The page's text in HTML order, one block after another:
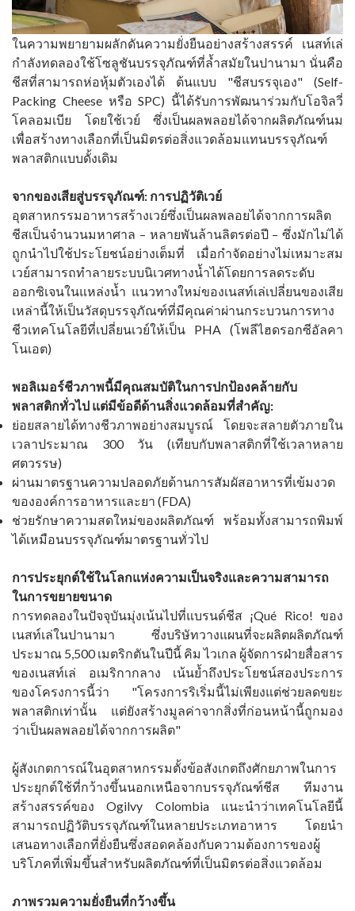
ในความพยายามผลักดันความยั่งยืนอย่างสร้างสรรค์ เนสท์เล่
กำลังทดลองใช้โซลูชันบรรจุภัณฑ์ที่ล้ำสมัยในปานามา นั่นคือ
ชีสที่สามารถห่อหุ้มตัวเองได้ ต้นแบบ "ชีสบรรจุเอง" (Self-
Packing Cheese หรือ SPC) นี้ได้รับการพัฒนาร่วมกับโอจิลวี่
โคลอมเบีย โดยใช้เวย์ ซึ่งเป็นผลพลอยได้จากผลิตภัณฑ์นม
เพื่อสร้างทางเลือกที่เป็นมิตรต่อสิ่งแวดล้อมแทนบรรจุภัณฑ์
พลาสติกแบบดั้งเดิม
จากของเสียสู่บรรจุภัณฑ์: การปฏิวัติเวย์
อุตสาหกรรมอาหารสร้างเวย์ซึ่งเป็นผลพลอยได้จากการผลิต
ชีสเป็นจำนวนมหาศาล – หลายพันล้านลิตรต่อปี – ซึ่งมักไม่ได้
ถูกนำไปใช้ประโยชน์อย่างเต็มที่ เมื่อกำจัดอย่างไม่เหมาะสม
เวย์สามารถทำลายระบบนิเวศทางน้ำได้โดยการลดระดับ
ออกซิเจนในแหล่งน้ำ แนวทางใหม่ของเนสท์เล่เปลี่ยนของเสีย
เหล่านี้ให้เป็นวัสดุบรรจุภัณฑ์ที่มีคุณค่าผ่านกระบวนการทาง
ชีวเทคโนโลยีที่เปลี่ยนเวย์ให้เป็น PHA (โพลีไฮดรอกซีอัลคา
โนเอต)
พอลิเมอร์ชีวภาพนี้มีคุณสมบัติในการปกป้องคล้ายกับ
พลาสติกทั่วไป แต่มีข้อดีด้านสิ่งแวดล้อมที่สำคัญ:
ย่อยสลายได้ทางชีวภาพอย่างสมบูรณ์ โดยจะสลายตัวภายใน
เวลาประมาณ 300 วัน (เทียบกับพลาสติกที่ใช้เวลาหลาย
ศตวรรษ)
ผ่านมาตรฐานความปลอดภัยด้านการสัมผัสอาหารที่เข้มงวด
ขององค์การอาหารและยา (FDA)
ช่วยรักษาความสดใหม่ของผลิตภัณฑ์ พร้อมทั้งสามารถพิมพ์
ได้เหมือนบรรจุภัณฑ์มาตรฐานทั่วไป
การประยุกต์ใช้ในโลกแห่งความเป็นจริงและความสามารถ
ในการขยายขนาด
การทดลองในปัจจุบันมุ่งเน้นไปที่แบรนด์ชีส ¡Qué Rico! ของ
เนสท์เล่ในปานามา ซึ่งบริษัทวางแผนที่จะผลิตผลิตภัณฑ์
ประมาณ 5,500 เมตริกตันในปีนี้ คิม ไวเกล ผู้จัดการฝ่ายสื่อสาร
ของเนสท์เล่ อเมริกากลาง เน้นย้ำถึงประโยชน์สองประการ
ของโครงการนี้ว่า "โครงการริเริ่มนี้ไม่เพียงแต่ช่วยลดขยะ
พลาสติกเท่านั้น แต่ยังสร้างมูลค่าจากสิ่งที่ก่อนหน้านี้ถูกมอง
ว่าเป็นผลพลอยได้จากการผลิต"
ผู้สังเกตการณ์ในอุตสาหกรรมตั้งข้อสังเกตถึงศักยภาพในการ
ประยุกต์ใช้ที่กว้างขึ้นนอกเหนือจากบรรจุภัณฑ์ชีส ทีมงาน
สร้างสรรค์ของ Ogilvy Colombia แนะนำว่าเทคโนโลยีนี้
สามารถปฏิวัติบรรจุภัณฑ์ในหลายประเภทอาหาร โดยนำ
เสนอทางเลือกที่ยั่งยืนซึ่งสอดคล้องกับความต้องการของผู้
บริโภคที่เพิ่มขึ้นสำหรับผลิตภัณฑ์ที่เป็นมิตรต่อสิ่งแวดล้อม
ภาพรวมความยั่งยืนที่กว้างขึ้น